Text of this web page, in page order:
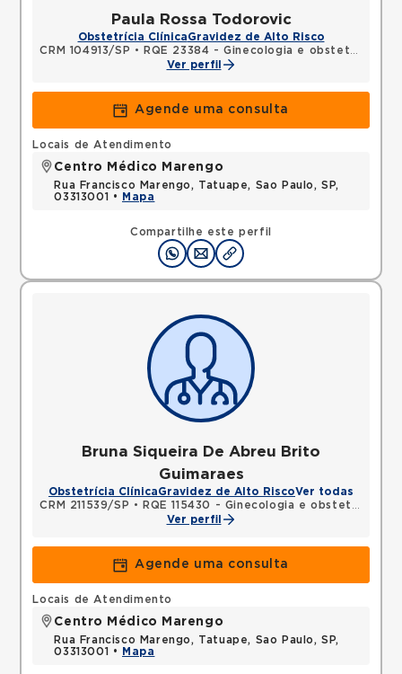
Paula Rossa Todorovic
Obstetrícia ClínicaGravidez de Alto Risco
CRM 104913/SP • RQE 23384 - Ginecologia e obstetrícia
Ver perfil
Agende uma consulta
Compartilhe este perfil
Locais de Atendimento
Centro Médico Marengo
Rua Francisco Marengo, Tatuape, Sao Paulo, SP,
03313001 •
Mapa
Bruna Siqueira De Abreu Brito
Guimaraes
Obstetrícia ClínicaGravidez de Alto RiscoVer todas
CRM 211539/SP •
RQE 115430 - Ginecologia e obstetrícia
Ver perfil
Agende uma consulta
Locais de Atendimento
Centro Médico Marengo
Rua Francisco Marengo, Tatuape, Sao Paulo, SP,
03313001 •
Mapa